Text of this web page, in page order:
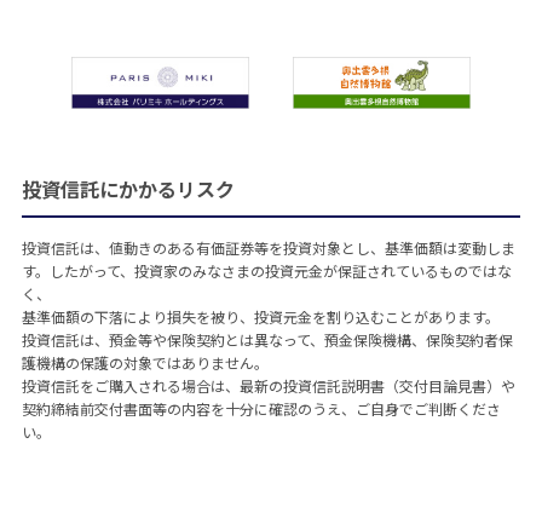
投資信託にかかるリスク
投資信託は、値動きのある有価証券等を投資対象とし、基準価額は変動しま
す。したがって、投資家のみなさまの投資元金が保証されているものではな
く、
基準価額の下落により損失を被り、投資元金を割り込むことがあります。
投資信託は、預金等や保険契約とは異なって、預金保険機構、保険契約者保
護機構の保護の対象ではありません。
投資信託をご購入される場合は、最新の投資信託説明書（交付目論見書）や
契約締結前交付書面等の内容を十分に確認のうえ、ご自身でご判断くださ
い。